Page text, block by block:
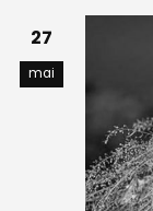
27
mai